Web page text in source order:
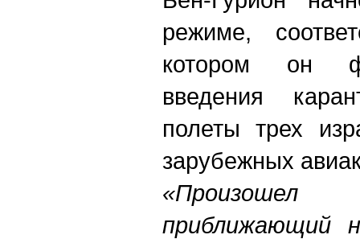
режиме,
котором он
введения
полеты трех
зарубежных
приближающий